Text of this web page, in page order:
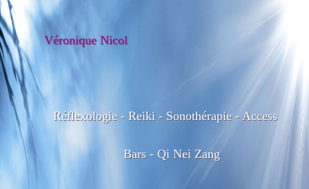
Véronique Nicol
Réflexologie - Reiki - Sonothérapie - Access
Bars - Qi Nei Zang